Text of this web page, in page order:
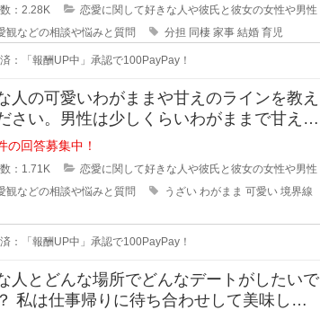
：2.28K
恋愛に関して好きな人や彼氏と彼女の女性や男性
観などの相談や悩みと質問
分担 同棲 家事 結婚 育児
：「報酬UP中」承認で100PayPay！
人の可愛いわがままや甘えのラインを教え
さい。男性は少しくらいわがままで甘えて
女性が好きと言いますが、あ
の回答募集中！
：1.71K
恋愛に関して好きな人や彼氏と彼女の女性や男性
観などの相談や悩みと質問
うざい わがまま 可愛い 境界線
：「報酬UP中」承認で100PayPay！
人とどんな場所でどんなデートがしたいで
私は仕事帰りに待ち合わせして美味しい